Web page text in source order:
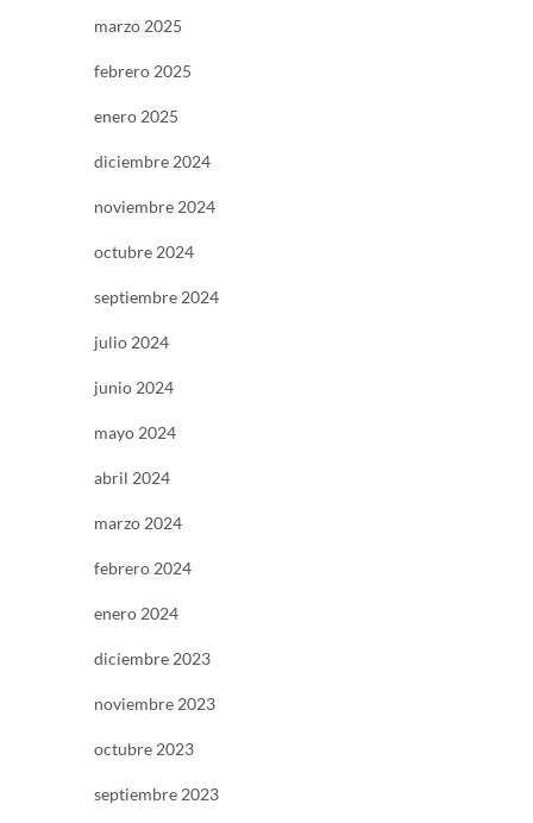
marzo 2025
febrero 2025
enero 2025
diciembre 2024
noviembre 2024
octubre 2024
septiembre 2024
julio 2024
junio 2024
mayo 2024
abril 2024
marzo 2024
febrero 2024
enero 2024
diciembre 2023
noviembre 2023
octubre 2023
septiembre 2023